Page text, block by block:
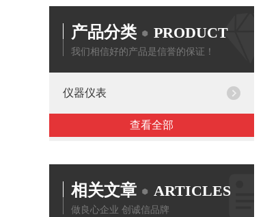
产品分类 PRODUCT
我们相信好的产品是信誉的保证！
仪器仪表
查看全部
相关文章 ARTICLES
做良心企业 创诚信品牌